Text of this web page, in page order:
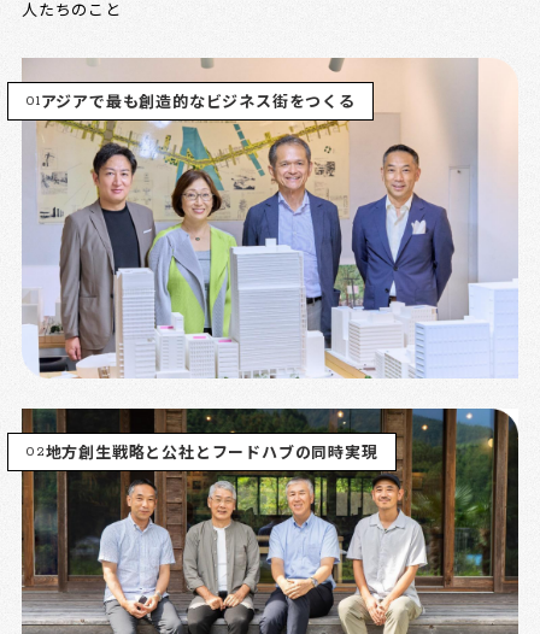
人たちのこと
01アジアで最も創造的なビジネス街をつくる
02地方創生戦略と公社とフードハブの同時実現